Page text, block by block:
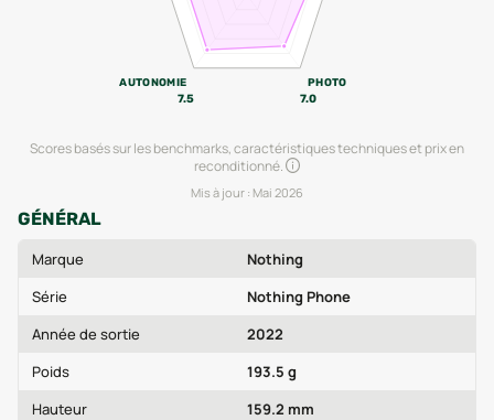
PHOTO
7.0
AUTONOMIE
7.5
Scores basés sur les benchmarks, caractéristiques techniques et prix en
reconditionné.
Mis à jour : Mai 2026
GÉNÉRAL
Marque
Nothing
Série
Nothing Phone
Année de sortie
2022
Poids
193.5 g
Hauteur
159.2 mm